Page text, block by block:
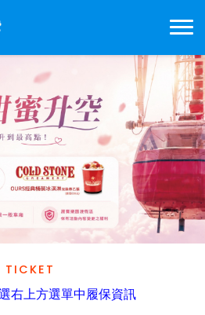
TICKET
右上方選單中履保資訊